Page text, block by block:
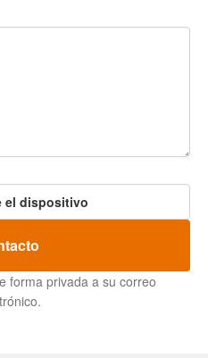
el dispositivo
forma privada a su correo